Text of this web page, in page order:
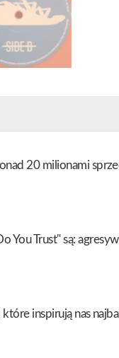
20 milionami
Trust" są:
inspirują nas